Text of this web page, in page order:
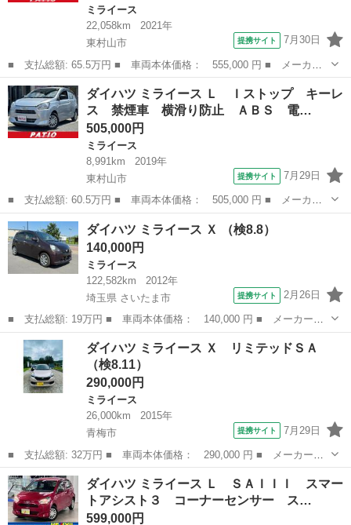
ミライース
22,058km
2021年
東村山市
提携サイト 7月30日
■ 支払総額: 65.5万円 ■ 車両本体価格： 555,000 円 ■ メーカー
名： ダイハツ ■ 車種名： ミライース ■ グレード名： Ｌ Ｓ
ＡＩＩＩ 衝突軽減 障害物センサー ナビ ワンセグ Ｂｌｕｅｔ
ｏｏｔｈオー...
東京 東村山市
ダイハツ ミライース Ｌ Ｉストップ キーレ
ス 禁煙車 横滑り防止 ＡＢＳ 電…
505,000円
ミライース
8,991km
2019年
東村山市
提携サイト 7月29日
■ 支払総額: 60.5万円 ■ 車両本体価格： 505,000 円 ■ メーカー
名： ダイハツ ■ 車種名： ミライース ■ グレード名： Ｌ Ｉ
ストップ キーレス 禁煙車 横滑り防止 ＡＢＳ 電格ミラー Ｃ
Ｄ 運転席エ...
東京 東村山市
ダイハツ ミライース Ｘ （検8.8）
140,000円
ミライース
122,582km
2012年
埼玉県 さいたま市
提携サイト 2月26日
■ 支払総額: 19万円 ■ 車両本体価格： 140,000 円 ■ メーカー
名： ダイハツ ■ 車種名： ミライース ■ グレード名： Ｘ ■
排気量： 660cc ■ ドア枚数： 5D ■ ミッション： CVT ■ 店...
埼玉 さいたま市 ミライース
ダイハツ ミライース Ｘ リミテッドＳＡ
（検8.11）
290,000円
ミライース
26,000km
2015年
青梅市
提携サイト 7月29日
■ 支払総額: 32万円 ■ 車両本体価格： 290,000 円 ■ メーカー
名： ダイハツ ■ 車種名： ミライース ■ グレード名： Ｘ リ
ミテッドＳＡ ■ 排気量： 660cc ■ ドア枚数： 5D ■ ミッショ
ン：...
東京 青梅市 ミライース
ダイハツ ミライース Ｌ ＳＡＩＩＩ スマー
トアシスト３ コーナーセンサー ス…
599,000円